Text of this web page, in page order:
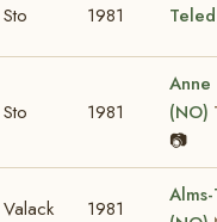
Sto 1981
Sto 1981
Anne
(NO)
📷
Valack 1981